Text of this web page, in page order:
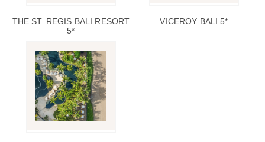
THE ST. REGIS BALI RESORT
5*
VICEROY BALI 5*